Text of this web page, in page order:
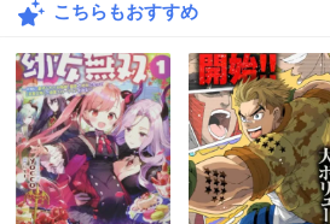
第1話こちらもおすすめ